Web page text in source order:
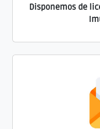
Disponemos de